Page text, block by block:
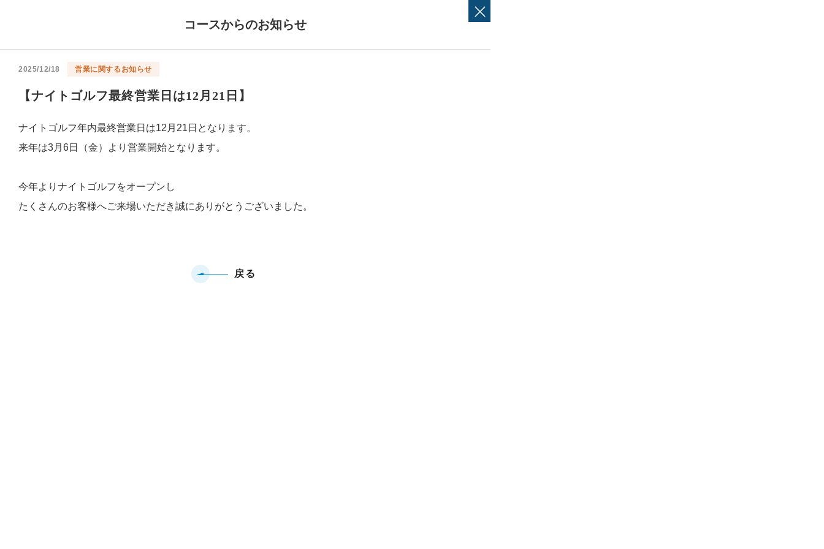
コースからのお知らせ
2025/12/18 営業に関するお知らせ
【ナイトゴルフ最終営業日は12月21日】
ナイトゴルフ年内最終営業日は12月21日となります。
来年は3月6日（金）より営業開始となります。
今年よりナイトゴルフをオープンし
たくさんのお客様へご来場いただき誠にありがとうございました。
戻る